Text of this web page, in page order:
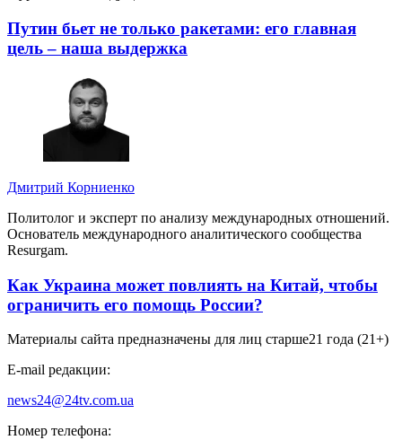
Путин бьет не только ракетами: его главная
цель – наша выдержка
Дмитрий Корниенко
Политолог и эксперт по анализу международных отношений.
Основатель международного аналитического сообщества
Resurgam.
Как Украина может повлиять на Китай, чтобы
ограничить его помощь России?
Материалы сайта предназначены для лиц старше21 года (21+)
E-mail редакции:
news24@24tv.com.ua
Номер телефона: